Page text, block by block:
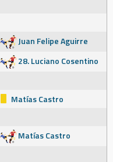
Juan Felipe Aguirre
28. Luciano Cosentino
Matías Castro
Matías Castro